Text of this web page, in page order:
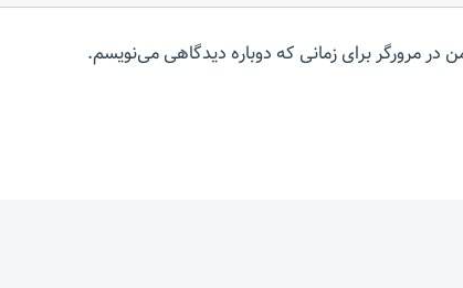
در مرورگر برای زمانی که دوباره دیدگاهی می‌نویسم.